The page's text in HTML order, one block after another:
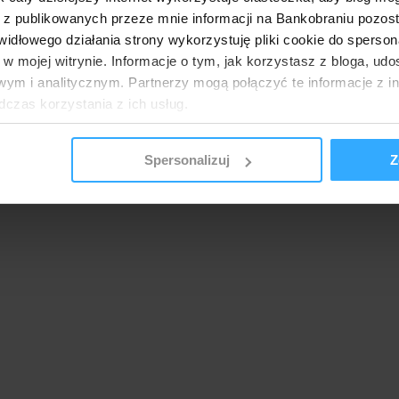
publikowanych przeze mnie informacji na Bankobraniu
działania strony wykorzystuję pliki cookie do
mojej witrynie. Informacje o tym, jak korzystasz z bloga,
i analitycznym. Partnerzy mogą połączyć te informacje z
korzystania z ich usług.
Spersonalizuj
wypłata premii finalizacja promocji